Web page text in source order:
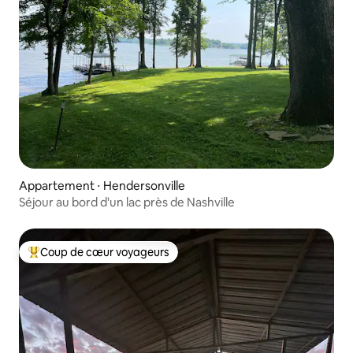
Appartement ⋅ Hendersonville
Séjour au bord d'un lac près de Nashville
Coups de cœur voyageurs les plus appréciés
Coup de cœur voyageurs